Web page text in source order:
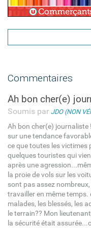
Commentaires
Ah bon cher(e)
Soumis par JDO (NON
Ah bon cher(e) journaliste
sur une tendance
ce que toutes les victimes
quelques touristes qui
après une
la proie de vols sur les
sont pas assez
travailler en même temps.
malades, les blessés, les
le terrain?? Mon
la sécurité était